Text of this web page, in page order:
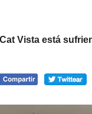
Vista está